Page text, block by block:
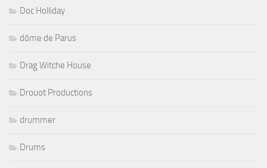
Doc Holliday
dôme de Parus
Drag Witche House
Drouot Productions
drummer
Drums